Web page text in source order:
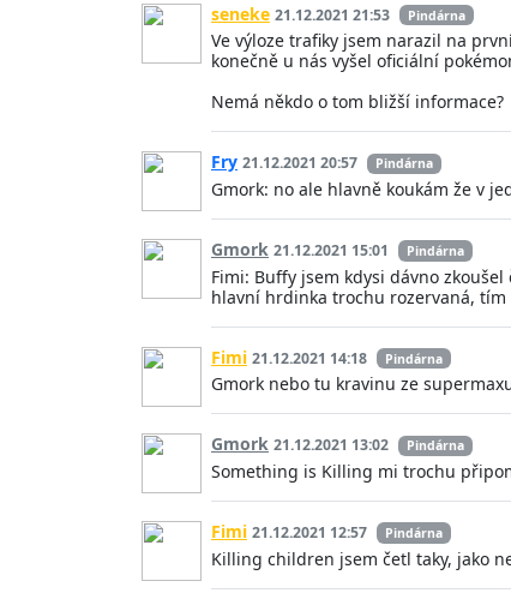
seneke 21.12.2021 21:53 Pindárna
Ve výloze trafiky jsem narazil na
konečně u nás vyšel oficiální
Nemá někdo o tom bližší informace?
Fry 21.12.2021 20:57 Pindárna
Gmork: no ale hlavně koukám že v
Gmork 21.12.2021 15:01 Pindárna
Fimi: Buffy jsem kdysi dávno
hlavní hrdinka trochu rozervaná, tím
Fimi 21.12.2021 14:18 Pindárna
Gmork nebo tu kravinu ze
Gmork 21.12.2021 13:02 Pindárna
Something is Killing mi trochu
Fimi 21.12.2021 12:57 Pindárna
Killing children jsem četl taky, jako